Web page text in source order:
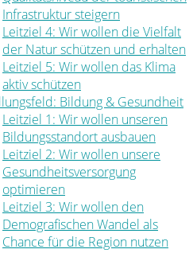
Infrastruktur steigern
Leitziel 4: Wir wollen die Vielfalt
der Natur schützen und erhalten
Leitziel 5: Wir wollen das Klima
aktiv schützen
Bildung & Gesundheit
Leitziel 1: Wir wollen unseren
Bildungsstandort ausbauen
Leitziel 2: Wir wollen unsere
Gesundheitsversorgung
optimieren
Leitziel 3: Wir wollen den
Demografischen Wandel als
Chance für die Region nutzen